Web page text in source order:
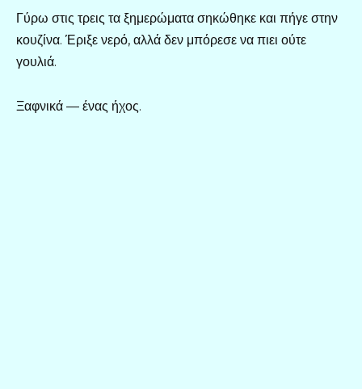
Γύρω στις τρεις τα ξημερώματα σηκώθηκε και πήγε στην
κουζίνα. Έριξε νερό, αλλά δεν μπόρεσε να πιει ούτε
γουλιά.
Ξαφνικά — ένας ήχος.